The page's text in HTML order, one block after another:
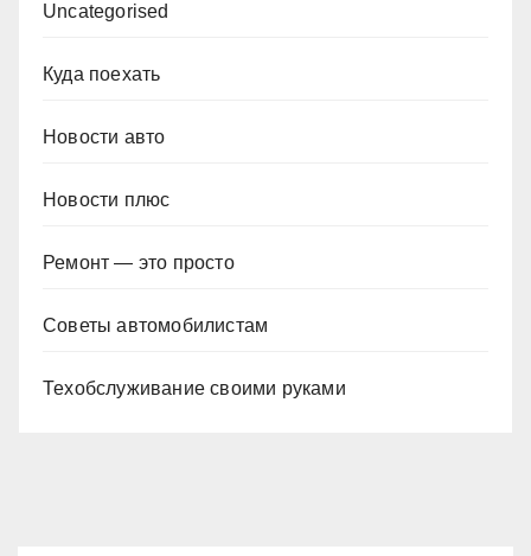
Uncategorised
Куда поехать
Новости авто
Новости плюс
Ремонт — это просто
Советы автомобилистам
Техобслуживание своими руками